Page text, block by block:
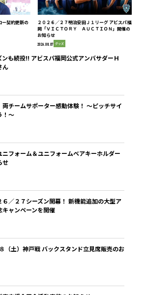
契約更新の
２０２６／２７明治安田Ｊ１リーグ アビスパ福
岡「ＶＩＣＴＯＲＹ ＡＵＣＴＩＯＮ」開催の
お知らせ
2026.08.07 グッズ
ンも続投!! アビスパ福岡公式アンバサダーＨ
ん
チームサポーター感動体験！ ～ピッチサイ
！～
フォーム＆ユニフォームベアキーホルダー
せ
６／２７シーズン開幕！ 新機能追加の大型ア
キャンペーンを開催
（土）神戸戦 バックスタンド立見席販売のお